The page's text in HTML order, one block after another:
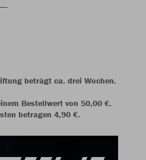
beträgt ca. drei Wochen.
Bestellwert von 50,00 €.
betragen 4,90 €.